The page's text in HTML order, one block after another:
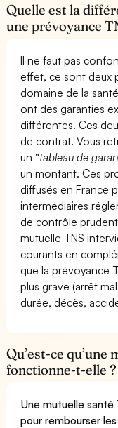
Quelle est la
une prévoyance
Il ne faut pas
effet, ce sont deux
domaine de la
ont des garanties
différentes. Ces
de contrat. Vous
un “tableau de
un montant. Ces
diffusés en France
intermédiaires
de contrôle
mutuelle TNS
courants en
que la prévoyance
plus grave (arrêt
durée, décès,
Qu’est-ce
fonctionne-t-elle ?
Une mutuelle
pour rembourser